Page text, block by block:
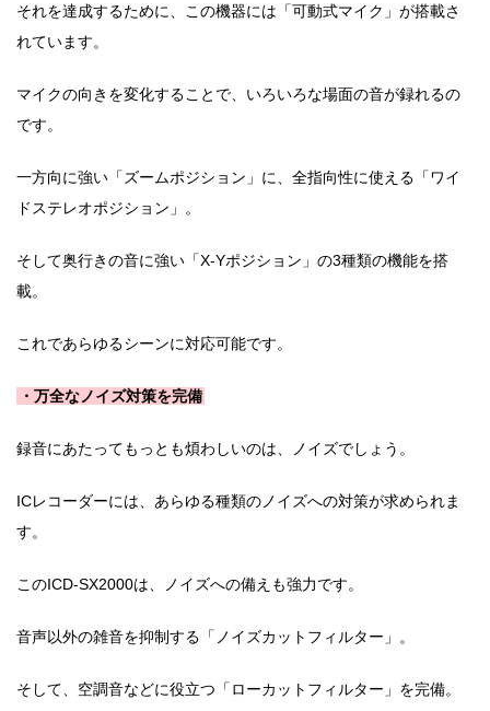
それを達成するために、この機器には「可動式マイク」が搭載さ
れています。
マイクの向きを変化することで、いろいろな場面の音が録れるの
です。
一方向に強い「ズームポジション」に、全指向性に使える「ワイ
ドステレオポジション」。
そして奥行きの音に強い「X-Yポジション」の3種類の機能を搭
載。
これであらゆるシーンに対応可能です。
・万全なノイズ対策を完備
録音にあたってもっとも煩わしいのは、ノイズでしょう。
ICレコーダーには、あらゆる種類のノイズへの対策が求められま
す。
このICD-SX2000は、ノイズへの備えも強力です。
音声以外の雑音を抑制する「ノイズカットフィルター」。
そして、空調音などに役立つ「ローカットフィルター」を完備。